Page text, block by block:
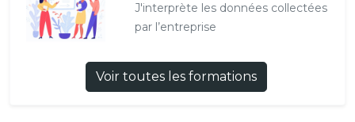
J'interprète les données collectées
par l’entreprise
Voir toutes les formations